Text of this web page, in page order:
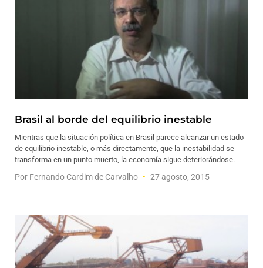
Brasil al borde del equilibrio inestable
Mientras que la situación política en Brasil parece alcanzar un estado
de equilibrio inestable, o más directamente, que la inestabilidad se
transforma en un punto muerto, la economía sigue deteriorándose.
Por Fernando Cardim de Carvalho 27 agosto, 2015